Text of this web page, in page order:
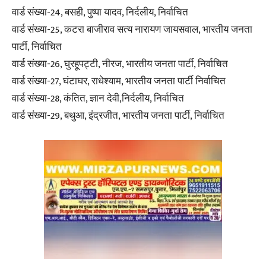
वार्ड संख्या-24, बसही, पुष्पा यादव, निर्दलीय, निर्वाचित
वार्ड संख्या-25, कटरा बाजीराव सत्य नारायण जायसवाल, भारतीय जनता
पार्टी, निर्वाचित
वार्ड संख्या-26, घुरहूपट्टी, नीरज, भारतीय जनता पार्टी, निर्वाचित
वार्ड संख्या-27, घंटाघर, राधेश्याम, भारतीय जनता पार्टी निर्वाचित
वार्ड संख्या-28, कंतित, ज्ञान देवी,निर्दलीय, निर्वाचित
वार्ड संख्या-29, बथुआ, इंद्रजीत, भारतीय जनता पार्टी, निर्वाचित